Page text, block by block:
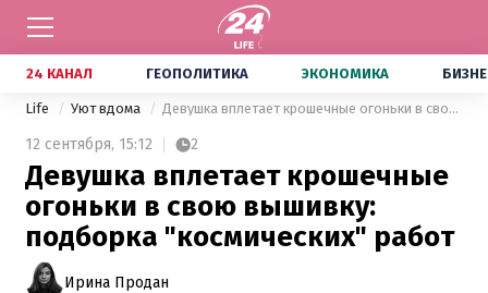
24 КАНАЛ ГЕОПОЛИТИКА ЭКОНОМИКА
Life Уют вдома Девушка вплетает крошечные огоньки в свою вышивку: подборка "космических" работ
12 сентября, 15:12 2
Девушка вплетает крошечные
огоньки в свою вышивку:
подборка "космических" работ
Ирина Продан